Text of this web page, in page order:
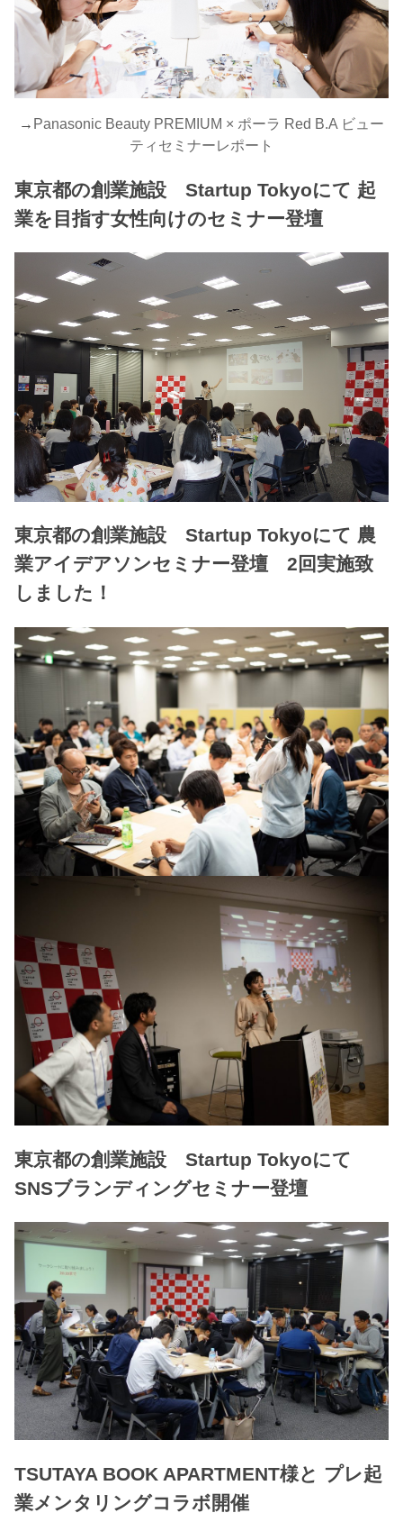
→ Panasonic Beauty PREMIUM × ポーラ Red B.A ビュー
ティセミナーレポート
東京都の創業施設 Startup Tokyoにて 起
業を目指す女性向けのセミナー登壇
東京都の創業施設 Startup Tokyoにて 農
業アイデアソンセミナー登壇 2回実施致
しました！
東京都の創業施設 Startup Tokyoにて
SNSブランディングセミナー登壇
TSUTAYA BOOK APARTMENT様と プレ起
業メンタリングコラボ開催